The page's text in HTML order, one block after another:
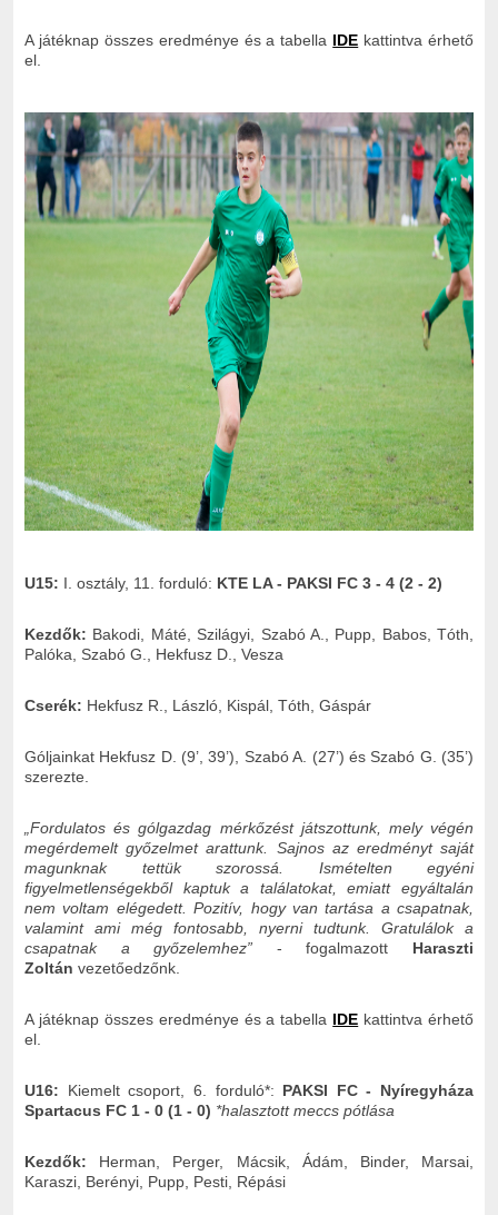
A játéknap összes eredménye és a tabella IDE kattintva érhető
el.
U15: I. osztály, 11. forduló: KTE LA - PAKSI FC 3 - 4 (2 - 2)
Kezdők: Bakodi, Máté, Szilágyi, Szabó A., Pupp, Babos, Tóth,
Palóka, Szabó G., Hekfusz D., Vesza
Cserék: Hekfusz R., László, Kispál, Tóth, Gáspár
Góljainkat Hekfusz D. (9’, 39’), Szabó A. (27’) és Szabó G. (35’)
szerezte.
„Fordulatos és gólgazdag mérkőzést játszottunk, mely végén
megérdemelt győzelmet arattunk. Sajnos az eredményt saját
magunknak tettük szorossá. Ismételten egyéni
figyelmetlenségekből kaptuk a találatokat, emiatt egyáltalán
nem voltam elégedett. Pozitív, hogy van tartása a csapatnak,
valamint ami még fontosabb, nyerni tudtunk. Gratulálok a
csapatnak a győzelemhez” - fogalmazott Haraszti
Zoltán vezetőedzőnk.
A játéknap összes eredménye és a tabella IDE kattintva érhető
el.
U16: Kiemelt csoport, 6. forduló*: PAKSI FC - Nyíregyháza
Spartacus FC 1 - 0 (1 - 0) *halasztott meccs pótlása
Kezdők: Herman, Perger, Mácsik, Ádám, Binder, Marsai,
Karaszi, Berényi, Pupp, Pesti, Répási